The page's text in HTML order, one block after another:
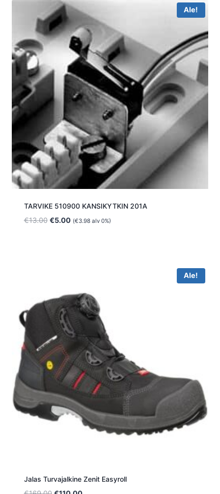
Ale!
TARVIKE 510900 KANSIKYTKIN 201A
€13.00 Alkuperäinen
€5.00Nykyinen
(€3.98alv 0%)
Ale!
Jalas Turvajalkine Zenit Easyroll